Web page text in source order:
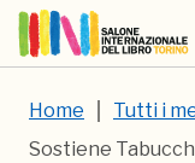
Home Tutti i
Sostiene